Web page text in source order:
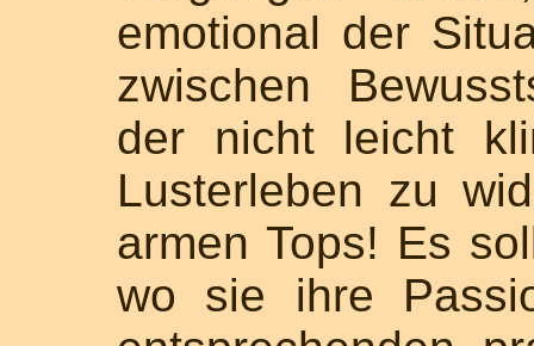
emotional der
zwischen
der nicht leicht
Lusterleben zu
armen Tops! Es
wo sie ihre